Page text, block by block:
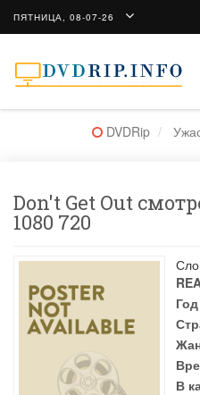
ПЯТНИЦА, 08-07-26
DVDRip
Don't Get Out
1080 720
В